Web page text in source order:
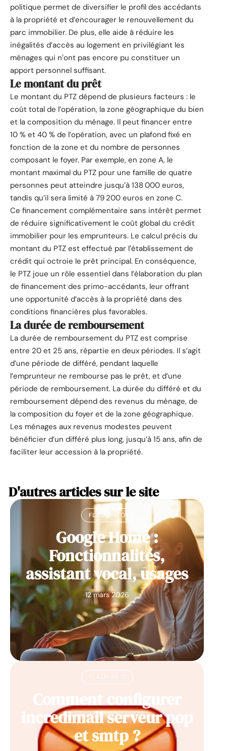
politique permet de diversifier le profil des accédants
à la propriété et d’encourager le renouvellement du
parc immobilier. De plus, elle aide à réduire les
inégalités d’accès au logement en privilégiant les
ménages qui n’ont pas encore pu constituer un
apport personnel suffisant.
Le montant du prêt
Le montant du PTZ dépend de plusieurs facteurs : le
coût total de l’opération, la zone géographique du bien
et la composition du ménage. Il peut financer entre
10 % et 40 % de l’opération, avec un plafond fixé en
fonction de la zone et du nombre de personnes
composant le foyer. Par exemple, en zone A, le
montant maximal du PTZ pour une famille de quatre
personnes peut atteindre jusqu’à 138 000 euros,
tandis qu’il sera limité à 79 200 euros en zone C.
Ce financement complémentaire sans intérêt permet
de réduire significativement le coût global du crédit
immobilier pour les emprunteurs. Le calcul précis du
montant du PTZ est effectué par l’établissement de
crédit qui octroie le prêt principal. En conséquence,
le PTZ joue un rôle essentiel dans l’élaboration du plan
de financement des primo-accédants, leur offrant
une opportunité d’accès à la propriété dans des
conditions financières plus favorables.
La durée de remboursement
La durée de remboursement du PTZ est comprise
entre 20 et 25 ans, répartie en deux périodes. Il s’agit
d’une période de différé, pendant laquelle
l’emprunteur ne rembourse pas le prêt, et d’une
période de remboursement. La durée du différé et du
remboursement dépend des revenus du ménage, de
la composition du foyer et de la zone géographique.
Les ménages aux revenus modestes peuvent
bénéficier d’un différé plus long, jusqu’à 15 ans, afin de
faciliter leur accession à la propriété.
D'autres articles sur le site
FLASH INFO
Google Home :
Fonctionnalités,
assistant vocal, usages
12 mars 2026
FLASH INFO
Comment configurer
incredimail serveur pop
et smtp ?